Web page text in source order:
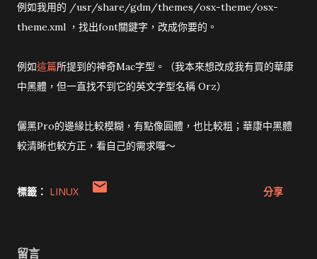
例如我用的 /usr/share/gdm/themes/osx-theme/osx-
theme.xml ，找出font關鍵字，改成你要的。
例如這篇所提到的神奇Mac字型。（我本來想改成我有買的華康
中黑體，但一直找不到它的英文字型名稱 Orz）
儷黑Pro的邊緣比較模糊，有點像圓體，也比較粗；華康中黑體
較清晰也較方正，看自己的需求囉～
標籤： LINUX 分享
留言